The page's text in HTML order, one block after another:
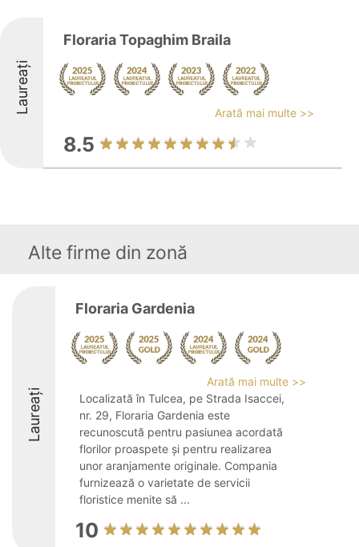
Laureați
Floraria Topaghim Braila
Arată mai multe >>
8.5
Alte firme din zonă
Laureați
Floraria Gardenia
Arată mai multe >>
Localizată în Tulcea, pe Strada Isaccei,
nr. 29, Floraria Gardenia este
recunoscută pentru pasiunea acordată
florilor proaspete și pentru realizarea
unor aranjamente originale. Compania
furnizează o varietate de servicii
floristice menite să ...
10